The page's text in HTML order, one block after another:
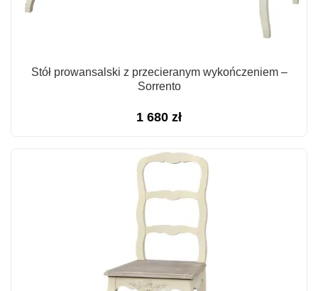
Stół prowansalski z przecieranym wykończeniem –
Sorrento
1 680 zł